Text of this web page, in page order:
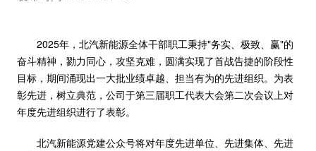
2025年，北汽新能源全体干部职工秉持"务实、极致、赢"的
奋斗精神，勠力同心，攻坚克难，圆满实现了首战告捷的阶段性
目标，期间涌现出一大批业绩卓越、担当有为的先进组织。为表
彰先进，树立典范，公司于第三届职工代表大会第二次会议上对
年度先进组织进行了表彰。
北汽新能源党建公众号将对年度先进单位、先进集体、先进